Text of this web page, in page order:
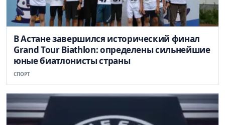
В Астане завершился исторический финал
Grand Tour Biathlon: определены сильнейшие
юные биатлонисты страны
СПОРТ